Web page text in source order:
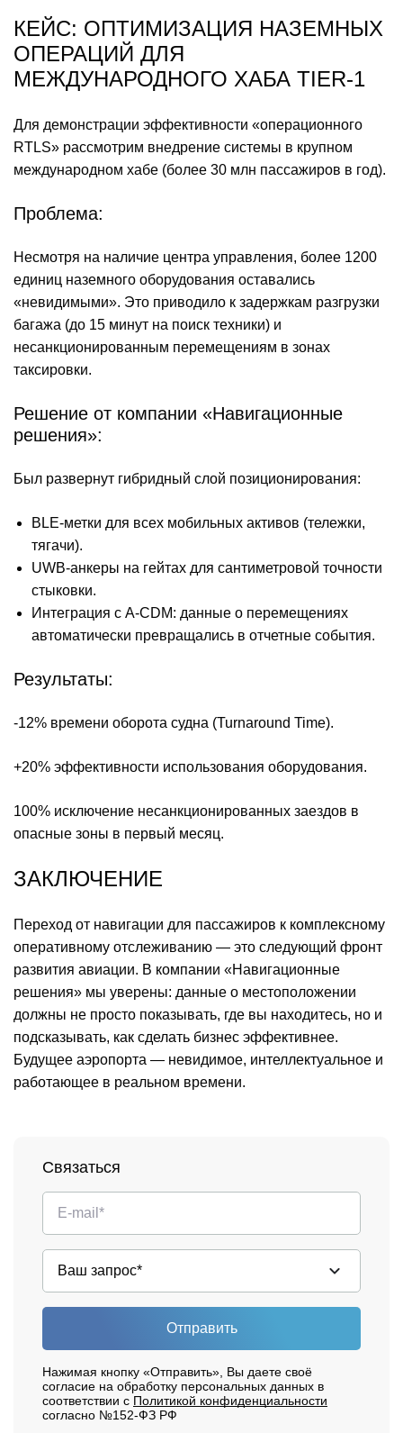
КЕЙС: ОПТИМИЗАЦИЯ НАЗЕМНЫХ
ОПЕРАЦИЙ ДЛЯ
МЕЖДУНАРОДНОГО ХАБА TIER-1
Для демонстрации эффективности «операционного
RTLS» рассмотрим внедрение системы в крупном
международном хабе (более 30 млн пассажиров в год).
Проблема:
Несмотря на наличие центра управления, более 1200
единиц наземного оборудования оставались
«невидимыми». Это приводило к задержкам разгрузки
багажа (до 15 минут на поиск техники) и
несанкционированным перемещениям в зонах
таксировки.
Решение от компании «Навигационные
решения»:
Был развернут гибридный слой позиционирования:
BLE-метки для всех мобильных активов (тележки,
тягачи).
UWB-анкеры на гейтах для сантиметровой точности
стыковки.
Интеграция с A-CDM: данные о перемещениях
автоматически превращались в отчетные события.
Результаты:
-12% времени оборота судна (Turnaround Time).
+20% эффективности использования оборудования.
100% исключение несанкционированных заездов в
опасные зоны в первый месяц.
ЗАКЛЮЧЕНИЕ
Переход от навигации для пассажиров к комплексному
оперативному отслеживанию — это следующий фронт
развития авиации. В компании «Навигационные
решения» мы уверены: данные о местоположении
должны не просто показывать, где вы находитесь, но и
подсказывать, как сделать бизнес эффективнее.
Будущее аэропорта — невидимое, интеллектуальное и
работающее в реальном времени.
Связаться
Отправить
Нажимая кнопку «Отправить», Вы даете своё
согласие на обработку персональных данных в
соответствии с Политикой конфиденциальности
согласно №152-ФЗ РФ